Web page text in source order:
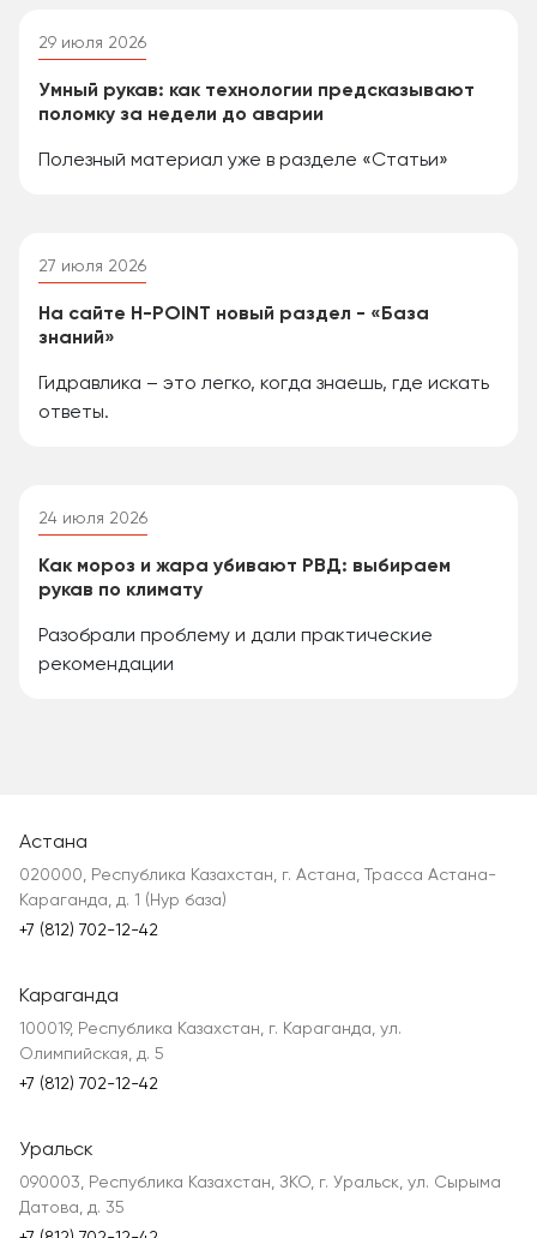
29 июля 2026
Умный рукав: как технологии предсказывают
поломку за недели до аварии
Полезный материал уже в разделе «Статьи»
27 июля 2026
На сайте H-POINT новый раздел - «База
знаний»
Гидравлика – это легко, когда знаешь, где искать
ответы.
24 июля 2026
Как мороз и жара убивают РВД: выбираем
рукав по климату
Разобрали проблему и дали практические
рекомендации
Астана
020000, Республика Казахстан, г. Астана, Трасса Астана-
Караганда, д. 1 (Нур база)
+7 (812) 702-12-42
Караганда
100019, Республика Казахстан, г. Караганда, ул.
Олимпийская, д. 5
+7 (812) 702-12-42
Уральск
090003, Республика Казахстан, ЗКО, г. Уральск, ул. Сырыма
Датова, д. 35